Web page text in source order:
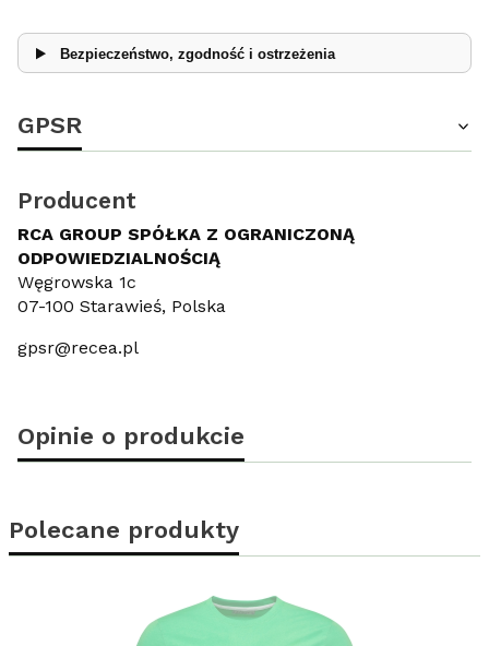
Bezpieczeństwo, zgodność i ostrzeżenia
GPSR
Producent
RCA GROUP SPÓŁKA Z OGRANICZONĄ
ODPOWIEDZIALNOŚCIĄ
Węgrowska 1c
07-100 Starawieś, Polska
gpsr@recea.pl
Opinie o produkcie
Polecane produkty